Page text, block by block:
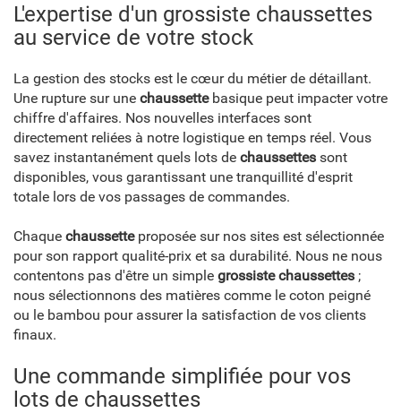
L'expertise d'un grossiste chaussettes
au service de votre stock
La gestion des stocks est le cœur du métier de détaillant.
Une rupture sur une chaussettebasique peut impacter votre
chiffre d'affaires. Nos nouvelles interfaces sont
directement reliées à notre logistique en temps réel. Vous
savez instantanément quels lots de chaussettes sont
disponibles, vous garantissant une tranquillité d'esprit
totale lors de vos passages de commandes.
Chaque chaussetteproposée sur nos sites est sélectionnée
pour son rapport qualité-prix et sa durabilité. Nous ne nous
contentons pas d'être un simple grossiste chaussettes ;
nous sélectionnons des matières comme le coton peigné
ou le bambou pour assurer la satisfaction de vos clients
finaux.
Une commande simplifiée pour vos
lots de chaussettes